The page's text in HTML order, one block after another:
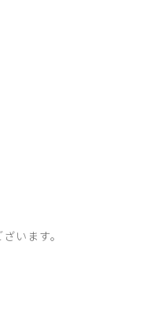
います。